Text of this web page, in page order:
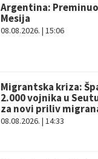
Argentina:
Mesija
08.08.2026. | 15:06
Migrantska kriza:
2.000 vojnika u
za novi priliv
08.08.2026. | 14:33